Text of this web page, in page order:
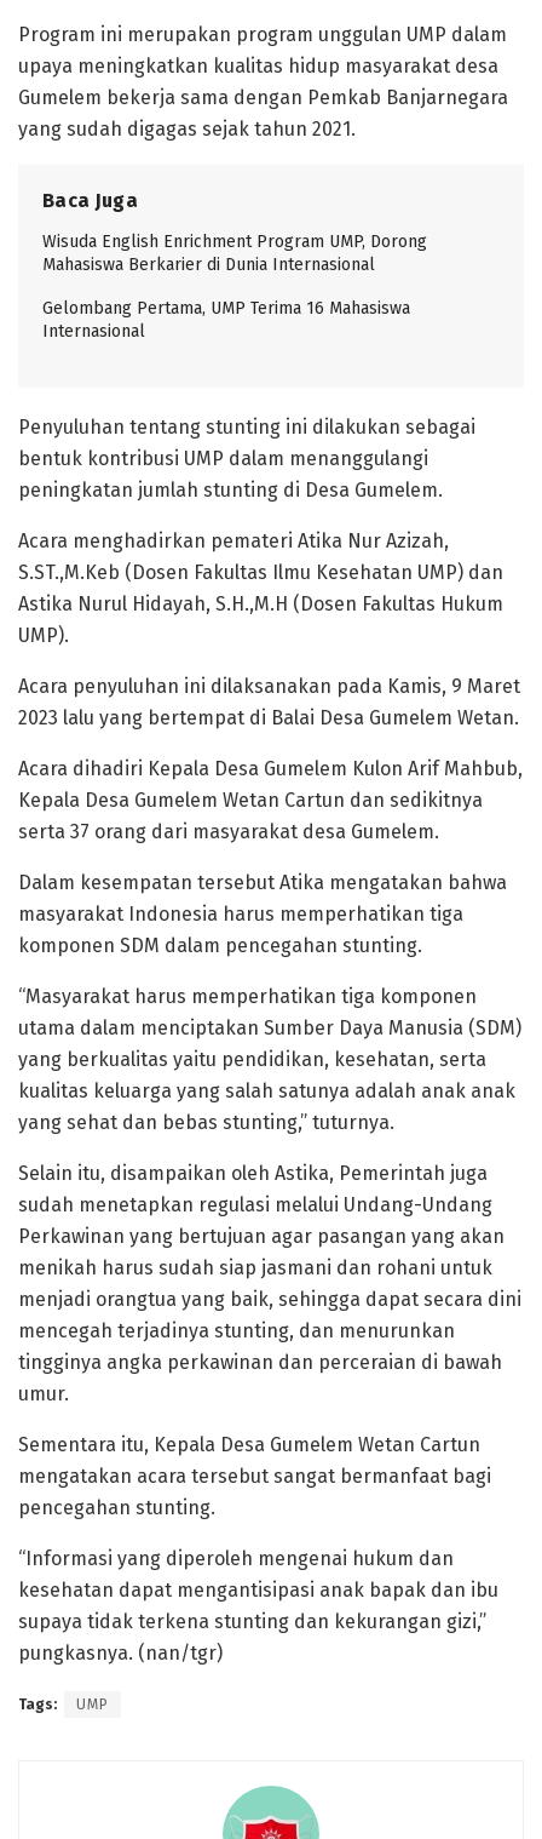
Program ini merupakan program unggulan UMP dalam
upaya meningkatkan kualitas hidup masyarakat desa
Gumelem bekerja sama dengan Pemkab Banjarnegara
yang sudah digagas sejak tahun 2021.
Baca Juga
Wisuda English Enrichment Program UMP, Dorong
Mahasiswa Berkarier di Dunia Internasional
Gelombang Pertama, UMP Terima 16 Mahasiswa
Internasional
Penyuluhan tentang stunting ini dilakukan sebagai
bentuk kontribusi UMP dalam menanggulangi
peningkatan jumlah stunting di Desa Gumelem.
Acara menghadirkan pemateri Atika Nur Azizah,
S.ST.,M.Keb (Dosen Fakultas Ilmu Kesehatan UMP) dan
Astika Nurul Hidayah, S.H.,M.H (Dosen Fakultas Hukum
UMP).
Acara penyuluhan ini dilaksanakan pada Kamis, 9 Maret
2023 lalu yang bertempat di Balai Desa Gumelem Wetan.
Acara dihadiri Kepala Desa Gumelem Kulon Arif Mahbub,
Kepala Desa Gumelem Wetan Cartun dan sedikitnya
serta 37 orang dari masyarakat desa Gumelem.
Dalam kesempatan tersebut Atika mengatakan bahwa
masyarakat Indonesia harus memperhatikan tiga
komponen SDM dalam pencegahan stunting.
“Masyarakat harus memperhatikan tiga komponen
utama dalam menciptakan Sumber Daya Manusia (SDM)
yang berkualitas yaitu pendidikan, kesehatan, serta
kualitas keluarga yang salah satunya adalah anak anak
yang sehat dan bebas stunting,” tuturnya.
Selain itu, disampaikan oleh Astika, Pemerintah juga
sudah menetapkan regulasi melalui Undang-Undang
Perkawinan yang bertujuan agar pasangan yang akan
menikah harus sudah siap jasmani dan rohani untuk
menjadi orangtua yang baik, sehingga dapat secara dini
mencegah terjadinya stunting, dan menurunkan
tingginya angka perkawinan dan perceraian di bawah
umur.
Sementara itu, Kepala Desa Gumelem Wetan Cartun
mengatakan acara tersebut sangat bermanfaat bagi
pencegahan stunting.
“Informasi yang diperoleh mengenai hukum dan
kesehatan dapat mengantisipasi anak bapak dan ibu
supaya tidak terkena stunting dan kekurangan gizi,”
pungkasnya. (nan/tgr)
Tags: UMP